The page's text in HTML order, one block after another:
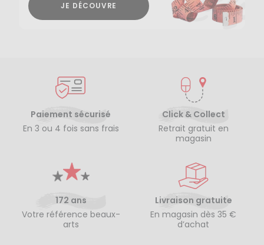
JE DÉCOUVRE
Paiement sécurisé
En 3 ou 4 fois sans frais
Click & Collect
Retrait gratuit en
magasin
172 ans
Votre référence beaux-
arts
Livraison gratuite
En magasin dès 35 €
d’achat